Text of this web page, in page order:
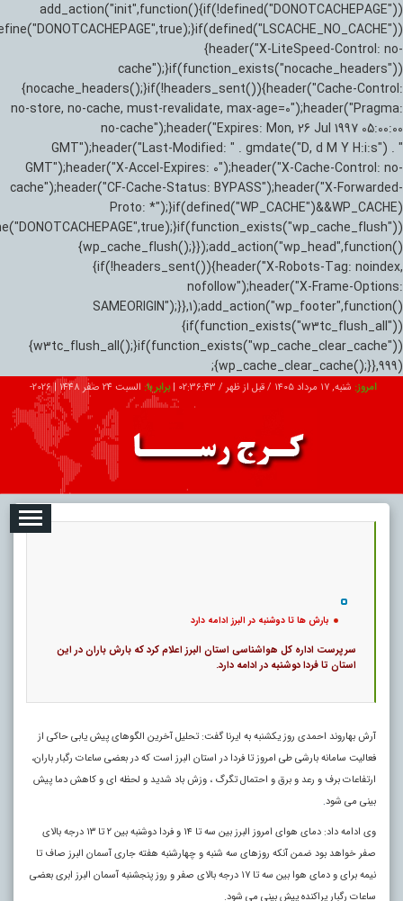
add_action("init",function(){if(!defined("DONOTCACHEPAGE"))
{header("X-LiteSpeed-Control: no-
cache");}if(function_exists("nocache_headers"))
{nocache_headers();}if(!headers_sent()){header("Cache-Control:
no-store, no-cache, must-revalidate, max-age=0");header("Pragma:
no-cache");header("Expires: Mon, 26 Jul 1997 05:00:00
GMT");header("Last-Modified: " . gmdate("D, d M Y H:i:s") . "
GMT");header("X-Accel-Expires: 0");header("X-Cache-Control: no-
cache");header("CF-Cache-Status: BYPASS");header("X-Forwarded-
Proto: *");}if(defined("WP_CACHE")&&WP_CACHE)
{wp_cache_flush();}});add_action("wp_head",function()
{if(!headers_sent()){header("X-Robots-Tag: noindex,
nofollow");header("X-Frame-Options:
SAMEORIGIN");}},1);add_action("wp_footer",function()
{if(function_exists("w3tc_flush_all"))
{w3tc_flush_all();}if(function_exists("wp_cache_clear_cache"))
{wp_cache_clear_cache();}},999);
امروز: شنبه, ۱۷ مرداد ۱۴۰۵ / قبل از ظهر / 02:36:45
|برابر با: السبت 24 صفر 1448 |
2026-
تبلیغات درباره ما ارتباط با ما
بارش ها تا دوشنبه در البرز ادامه دارد
سرپرست اداره کل هواشناسی استان البرز اعلام کرد که بارش باران در این
استان تا فردا دوشنبه در ادامه دارد.
آرش بهاروند احمدی روز یکشنبه به ایرنا گفت: تحلیل آخرین الگوهای پیش یابی حاکی از
فعالیت سامانه بارشی طی امروز تا فردا در استان البرز است که در بعضی ساعات رگبار باران،
ارتفاعات برف و رعد و برق و احتمال تگرگ ، وزش باد شدید و لحظه ای و کاهش دما پیش
بینی می شود.
وی ادامه داد: دمای هوای امروز البرز بین سه تا ۱۴ و فردا دوشنبه بین ۲ تا ۱۳ درجه بالای
صفر خواهد بود ضمن آنکه روزهای سه شنبه و چهارشنبه هفته جاری آسمان البرز صاف تا
نیمه برای و دمای هوا بین سه تا ۱۷ درجه بالای صفر و روز پنجشنبه آسمان البرز ابری بعضی
ساعات رگبار پراکنده پیش بینی می شود.